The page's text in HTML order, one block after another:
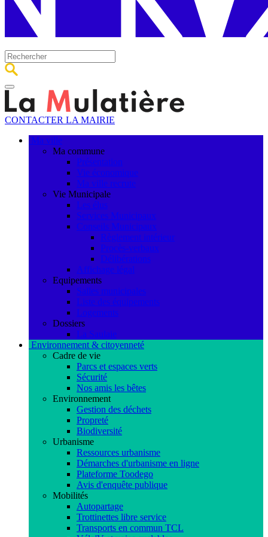
CONTACTER LA MAIRIE
Ma ville
Ma commune
Présentation
Vie économique
Ma ville recrute
Vie Municipale
Les élus
Services Municipaux
Conseils Municipaux
Règlement intérieur
Procès-verbaux
Délibérations
Affichage légal
Equipements
Salles municipales
Liste des équipements
Logements
Dossiers
La Saulaie
Environnement & citoyenneté
Cadre de vie
Parcs et espaces verts
Sécurité
Nos amis les bêtes
Environnement
Gestion des déchets
Propreté
Biodiversité
Urbanisme
Ressources urbanisme
Démarches d'urbanisme en ligne
Plateforme Toodego
Avis d'enquête publique
Mobilités
Autopartage
Trottinettes libre service
Transports en commun TCL